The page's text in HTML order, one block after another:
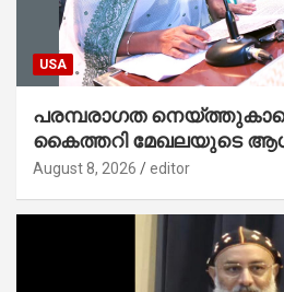
USA
പരമ്പരാഗത
കൈത്തറി മേഖലയുടെ
സാധ്യമാക്കും : ഡെപ്യൂട്ടി
August 8, 2026 editor